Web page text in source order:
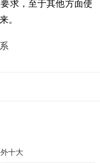
求，至于其他方面使
。
十大